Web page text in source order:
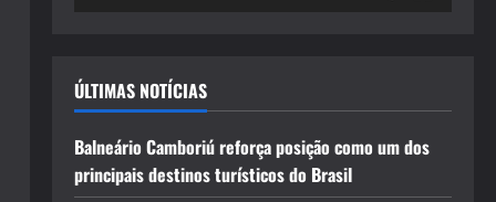
ÚLTIMAS NOTÍCIAS
Balneário Camboriú reforça posição como um dos
principais destinos turísticos do Brasil